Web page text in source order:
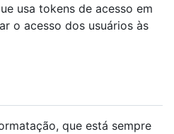
usa tokens de acesso em
o acesso dos usuários às
que está sempre